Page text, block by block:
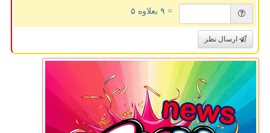
= ۹ بعلاوه ۵
ارسال نظر